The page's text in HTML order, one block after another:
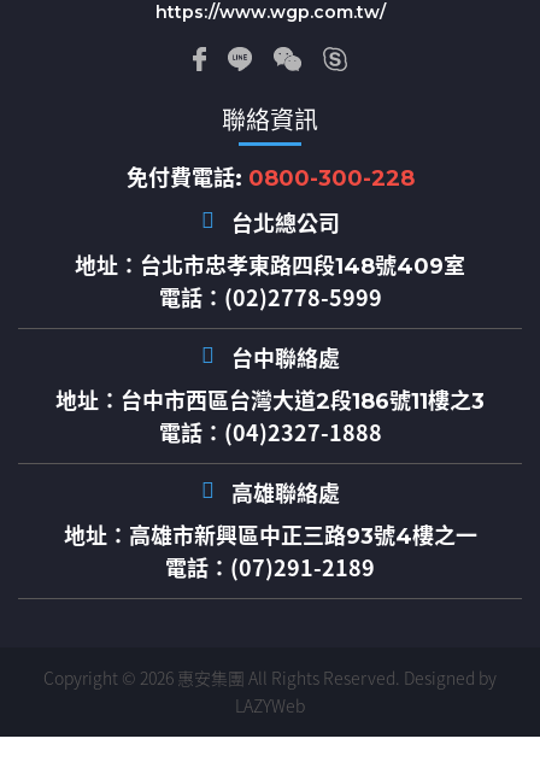
https://www.wgp.com.tw/
聯絡資訊
免付費電話: 0800-300-228
台北總公司
地址： 台北市忠孝東路四段148號409室
電話：(02)2778-5999
台中聯絡處
地址： 台中市西區台灣大道2段186號11樓之3
電話：(04)2327-1888
高雄聯絡處
地址： 高雄市新興區中正三路93號4樓之一
電話：(07)291-2189
Copyright © 2026 惠安集團 All Rights Reserved. Designed by
LAZYWeb